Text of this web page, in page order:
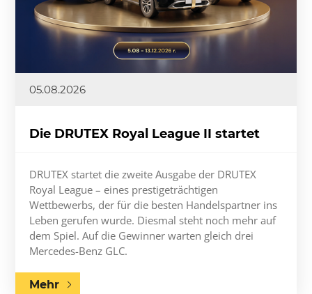
05.08.2026
Die DRUTEX Royal League II startet
DRUTEX startet die zweite Ausgabe der DRUTEX
Royal League – eines prestigeträchtigen
Wettbewerbs, der für die besten Handelspartner ins
Leben gerufen wurde. Diesmal steht noch mehr auf
dem Spiel. Auf die Gewinner warten gleich drei
Mercedes-Benz GLC.
Mehr